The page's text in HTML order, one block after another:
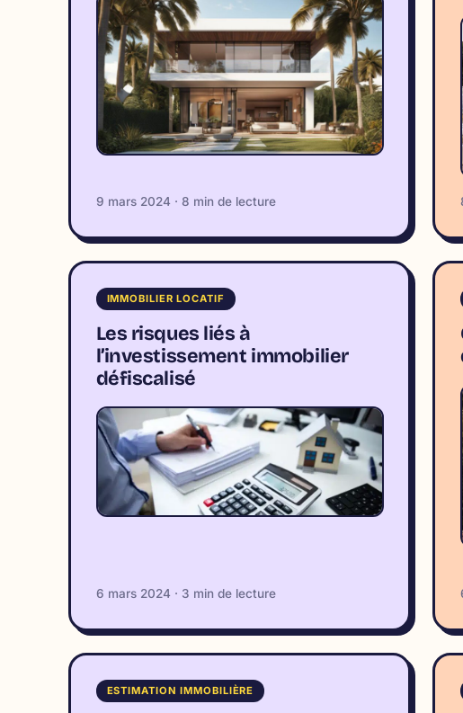
9 mars 2024 · 8 min de lecture
IMMOBILIER LOCATIF
Les risques liés à
l’investissement immobilier
défiscalisé
6 mars 2024 · 3 min de lecture
ESTIMATION IMMOBILIÈRE